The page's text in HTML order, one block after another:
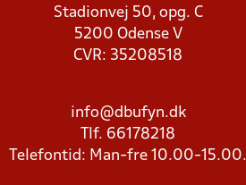
Stadionvej 50, opg. C
5200 Odense V
CVR: 35208518
info@dbufyn.dk
Tlf. 66178218
Telefontid: Man-fre 10.00-15.00.